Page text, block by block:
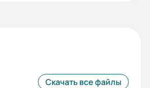
Скачать все файлы